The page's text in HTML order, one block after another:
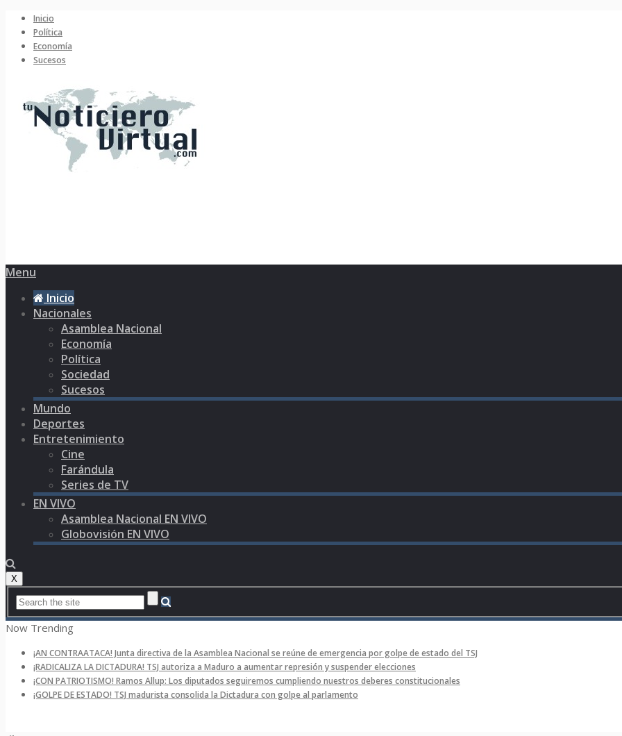
Inicio
Política
Economía
Sucesos
Menu
Inicio
Nacionales
Asamblea Nacional
Economía
Política
Sociedad
Sucesos
Mundo
Deportes
Entretenimiento
Cine
Farándula
Series de TV
EN VIVO
Asamblea Nacional EN VIVO
Globovisión EN VIVO
X
Now Trending
¡AN CONTRAATACA! Junta directiva de la Asamblea Nacional se reúne de emergencia por golpe de estado del TSJ
¡RADICALIZA LA DICTADURA! TSJ autoriza a Maduro a aumentar represión y suspender elecciones
¡CON PATRIOTISMO! Ramos Allup: Los diputados seguiremos cumpliendo nuestros deberes constitucionales
¡GOLPE DE ESTADO! TSJ madurista consolida la Dictadura con golpe al parlamento